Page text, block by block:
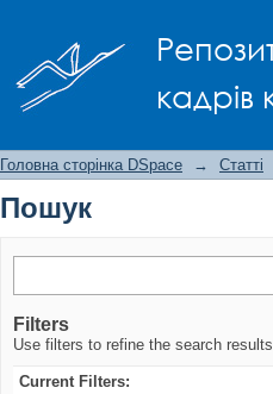
кадрів
Головна сторінка DSpace → Статті
Пошук
Filters
Use filters to refine the search
Current Filters: